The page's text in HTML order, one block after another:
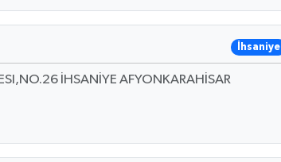
İhsaniye
İHSANİYE AFYONKARAHİSAR